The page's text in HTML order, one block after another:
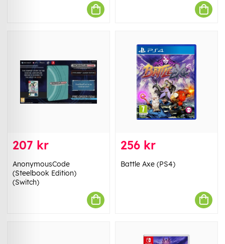
207 kr
AnonymousCode
(Steelbook Edition)
(Switch)
256 kr
Battle Axe (PS4)